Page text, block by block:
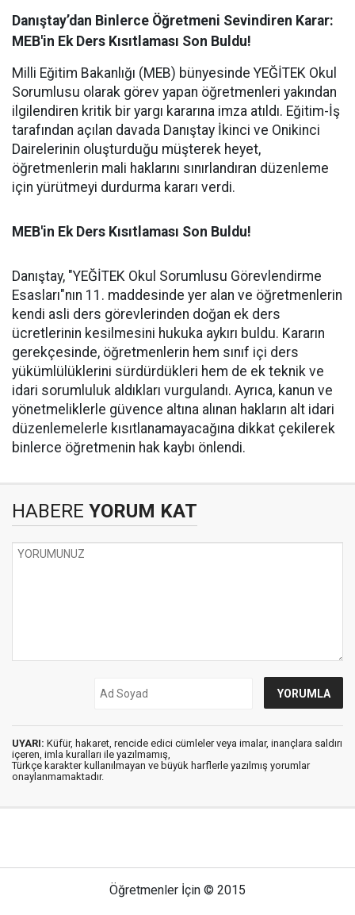
Danıştay’dan Binlerce Öğretmeni Sevindiren Karar:
MEB'in Ek Ders Kısıtlaması Son Buldu!
Milli Eğitim Bakanlığı (MEB) bünyesinde YEĞİTEK Okul
Sorumlusu olarak görev yapan öğretmenleri yakından
ilgilendiren kritik bir yargı kararına imza atıldı. Eğitim-İş
tarafından açılan davada Danıştay İkinci ve Onikinci
Dairelerinin oluşturduğu müşterek heyet,
öğretmenlerin mali haklarını sınırlandıran düzenleme
için yürütmeyi durdurma kararı verdi.
MEB'in Ek Ders Kısıtlaması Son Buldu!
Danıştay, "YEĞİTEK Okul Sorumlusu Görevlendirme
Esasları"nın 11. maddesinde yer alan ve öğretmenlerin
kendi asli ders görevlerinden doğan ek ders
ücretlerinin kesilmesini hukuka aykırı buldu. Kararın
gerekçesinde, öğretmenlerin hem sınıf içi ders
yükümlülüklerini sürdürdükleri hem de ek teknik ve
idari sorumluluk aldıkları vurgulandı. Ayrıca, kanun ve
yönetmeliklerle güvence altına alınan hakların alt idari
düzenlemelerle kısıtlanamayacağına dikkat çekilerek
binlerce öğretmenin hak kaybı önlendi.
HABERE YORUM KAT
UYARI: Küfür, hakaret, rencide edici cümleler veya imalar, inançlara saldırı
içeren, imla kuralları ile yazılmamış,
Türkçe karakter kullanılmayan ve büyük harflerle yazılmış yorumlar
onaylanmamaktadır.
Öğretmenler İçin © 2015